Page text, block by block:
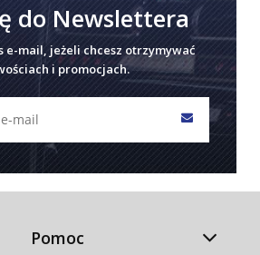
do Newslettera
e-mail, jeżeli chcesz otrzymywać
i promocjach.
Pomoc